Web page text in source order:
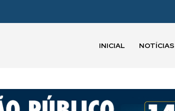
INICIAL NOTÍCIAS